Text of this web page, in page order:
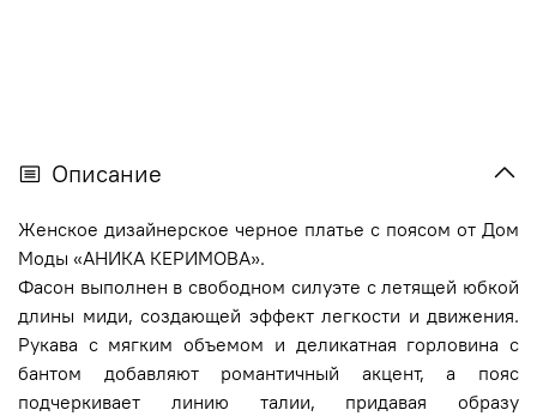
Описание
Женское дизайнерское черное платье с поясом от Дом
Моды «АНИКА КЕРИМОВА».
Фасон выполнен в свободном силуэте с летящей юбкой
длины миди, создающей эффект легкости и движения.
Рукава с мягким объемом и деликатная горловина с
бантом добавляют романтичный акцент, а пояс
подчеркивает линию талии, придавая образу